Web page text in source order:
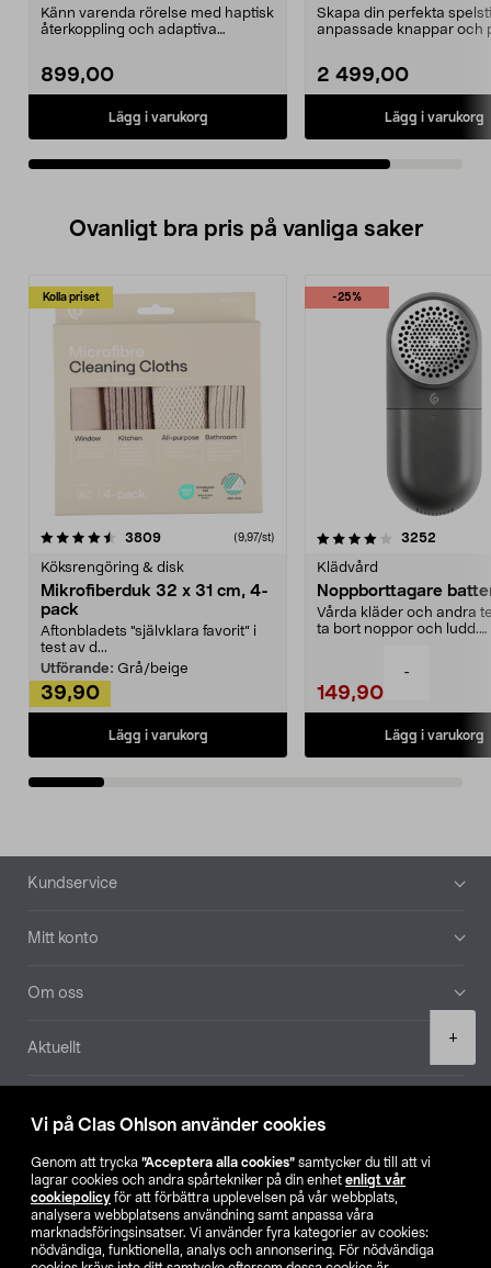
Vi på Clas Ohlson använder cookies
Genom att trycka ”Acceptera alla cookies” samtycker du till att vi
lagrar cookies och andra spårtekniker på din enhet enligt vår
cookiepolicy för att förbättra upplevelsen på vår webbplats,
analysera webbplatsens användning samt anpassa våra
marknadsföringsinsatser. Vi använder fyra kategorier av cookies:
nödvändiga, funktionella, analys och annonsering. För nödvändiga
-
+
Känn varenda rörelse med haptisk
återkoppling och adaptiva
899,00
Lägg i varukorg
Skapa din perfekta
anpassade knappar och
2 499,00
Lägg i varukorg
Ovanligt bra pris på vanliga saker
Kolla priset
3809recensioner (9,97/st)
Köksrengöring & disk
Mikrofiberduk 32 x 31 cm, 4-
pack
Aftonbladets "självklara favorit” i
test av d...
Utförande: Grå/beige
39,90
Lägg i varukorg
-25%
4.0av 5 stjärnor 3252
Klädvård
Noppborttagare
Vårda kläder och andra
ta bort noppor och ludd.
149,90
Lägg i varukorg
4.5av 5 stjärnor
Sidfot
Kundservice
Mitt konto
Om oss
Aktuellt
Hitta butik
SE NO FI